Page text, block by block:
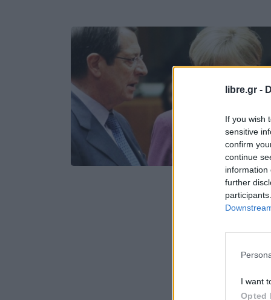
libre.gr -
If you wish
sensitive
confirm
continue
information
further
I want
Opted